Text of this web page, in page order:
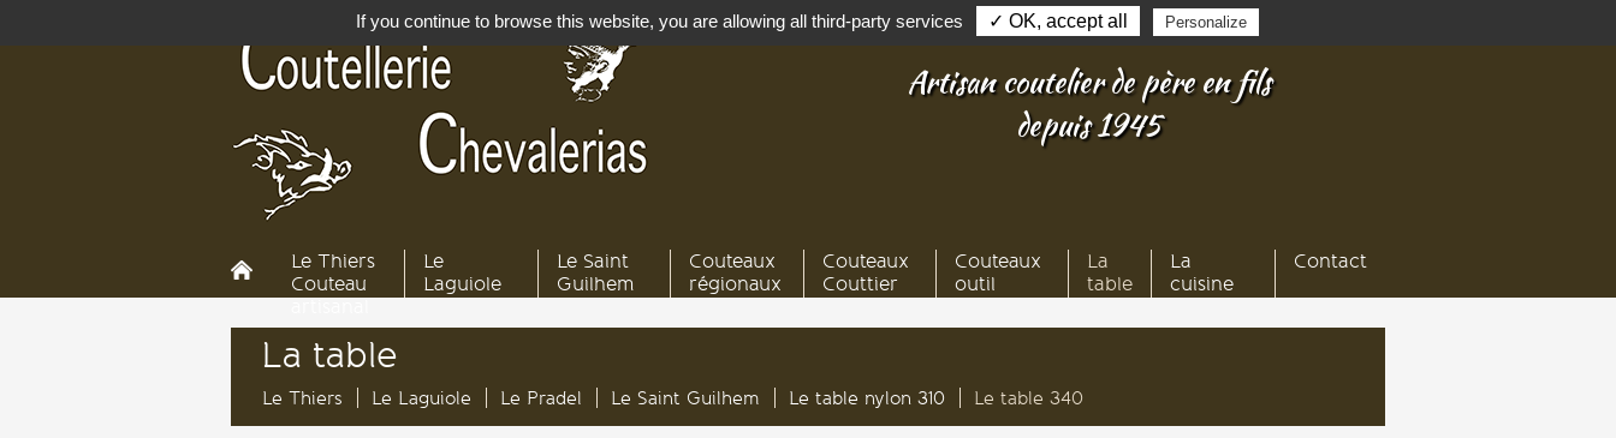
Artisan coutelier de père en fils
depuis 1945
Le Thiers
Couteau
Le
Laguiole
Le Saint
Guilhem
Couteaux
régionaux
Couteaux
Couttier
Couteaux
outil
La
table
La
cuisine
Contact
La table
Le Thiers Le Laguiole Le Pradel Le Saint Guilhem Le table nylon 310 Le table 340
If you continue to browse this website, you are allowing all third-party services ✓ OK, accept all Personalize